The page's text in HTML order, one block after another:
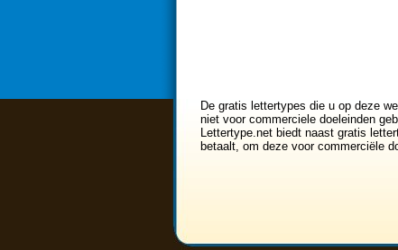
De gratis lettertypes die u op deze
niet voor commerciele doeleinden
Lettertype.net biedt naast gratis
betaalt, om deze voor commerciële